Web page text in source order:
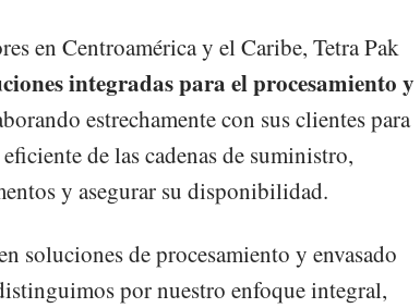
en Centroamérica y el Caribe, Tetra Pak
integradas para el procesamiento y
estrechamente con sus clientes para
de las cadenas de suministro,
y asegurar su disponibilidad.
soluciones de procesamiento y envasado
por nuestro enfoque integral,